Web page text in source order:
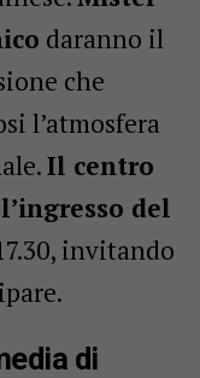
daranno il
che
l’atmosfera
Il centro
del
invitando
di